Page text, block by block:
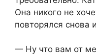
Она никого не
повторялся снова
— Ну что вам от